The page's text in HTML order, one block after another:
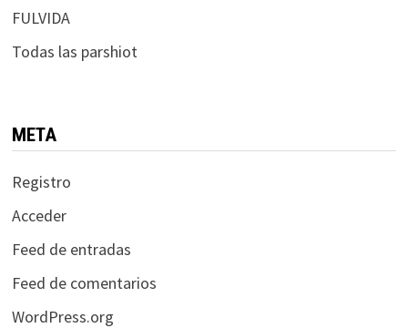
FULVIDA
Todas las parshiot
META
Registro
Acceder
Feed de entradas
Feed de comentarios
WordPress.org